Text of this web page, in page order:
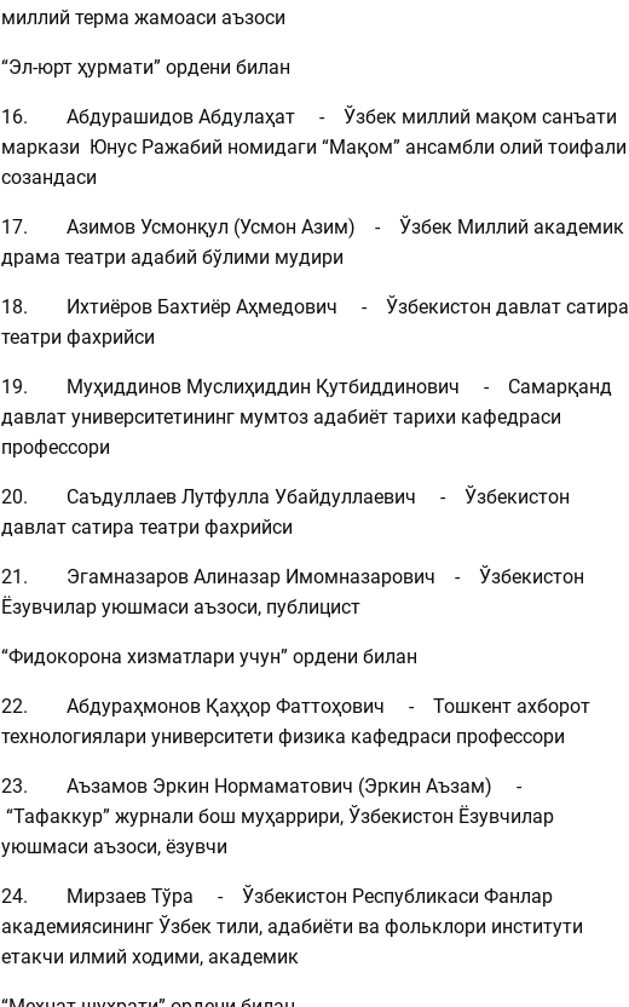
миллий терма жамоаси аъзоси
“Эл-юрт ҳурмати” ордени билан
16. Абдурашидов Абдулаҳат - Ўзбек миллий мақом санъати
маркази Юнус Ражабий номидаги “Мақом” ансамбли олий тоифали
созандаси
17. Азимов Усмонқул (Усмон Азим) - Ўзбек Миллий академик
драма театри адабий бўлими мудири
18. Ихтиёров Бахтиёр Аҳмедович - Ўзбекистон давлат сатира
театри фахрийси
19. Муҳиддинов Муслиҳиддин Қутбиддинович - Самарқанд
давлат университетининг мумтоз адабиёт тарихи кафедраси
профессори
20. Саъдуллаев Лутфулла Убайдуллаевич - Ўзбекистон
давлат сатира театри фахрийси
21. Эгамназаров Алиназар Имомназарович - Ўзбекистон
Ёзувчилар уюшмаси аъзоси, публицист
“Фидокорона хизматлари учун” ордени билан
22. Абдураҳмонов Қаҳҳор Фаттоҳович - Тошкент ахборот
технологиялари университети физика кафедраси профессори
23. Аъзамов Эркин Нормаматович (Эркин Аъзам) -
“Тафаккур” журнали бош муҳаррири, Ўзбекистон Ёзувчилар
уюшмаси аъзоси, ёзувчи
24. Мирзаев Тўра - Ўзбекистон Республикаси Фанлар
академиясининг Ўзбек тили, адабиёти ва фольклори институти
етакчи илмий ходими, академик